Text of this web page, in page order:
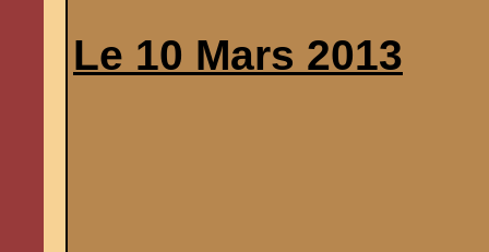
Le 10 Mars 2013